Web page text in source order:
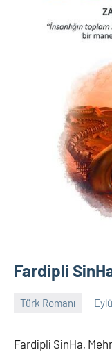
Fardipli
Türk Romanı
Fardipli SinHa,